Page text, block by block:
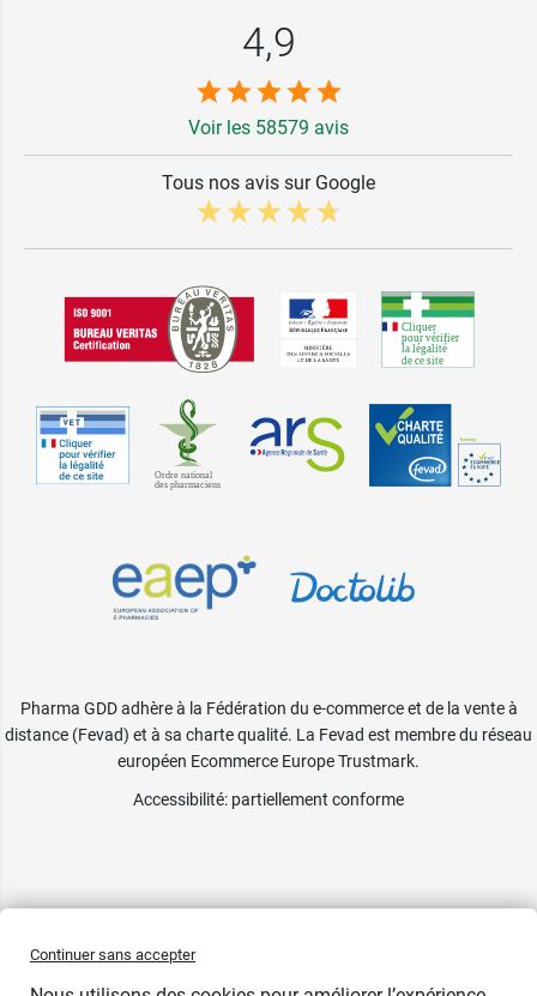
4,9
Voir les 58579 avis
Tous nos avis sur Google
Pharma GDD adhère à la Fédération du e-commerce et de la vente à
distance (Fevad) et à sa charte qualité. La Fevad est membre du réseau
européen Ecommerce Europe Trustmark.
Accessibilité: partiellement conforme
Continuer sans accepter